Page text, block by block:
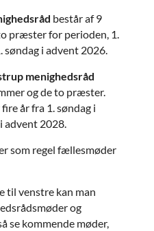
består af 9
præster for perioden, 1.
søndag i advent 2026.
menighedsråd
og de to præster.
år fra 1. søndag i
advent 2028.
som regel fællesmøder
til venstre kan man
og
se kommende møder,